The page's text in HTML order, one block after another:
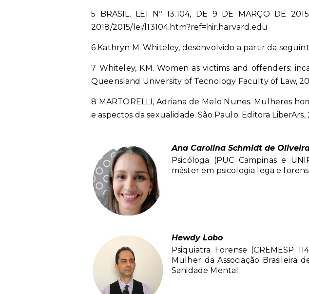
5 BRASIL. LEI Nº 13.104, DE 9 DE MARÇO DE
2018/2015/lei/l13104.htm?ref=hir.harvard.edu
6 Kathryn M. Whiteley, desenvolvido a partir da
7 Whiteley, KM. Women as victims and offenders:
Queensland University of Tecnology Faculty of Law,
8 MARTORELLI, Adriana de Melo Nunes. Mulheres
e aspectos da sexualidade. São Paulo: Editora LiberArs,
Ana Carolina Schmidt de
Psicóloga (PUC Campinas e
máster em psicologia lega e
Hewdy Lobo
Psiquiatra Forense (CREMESP
Mulher da Associação Brasileira
Sanidade Mental.